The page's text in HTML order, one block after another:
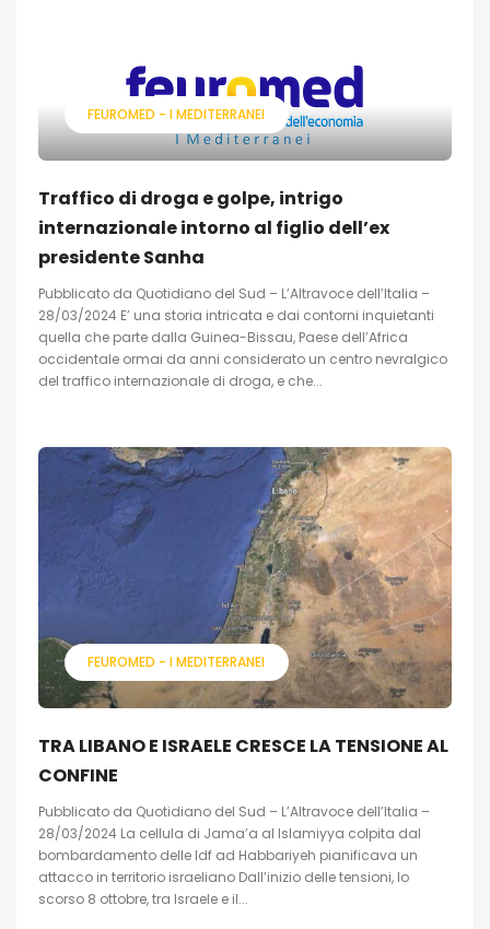
FEUROMED - I MEDITERRANEI
Traffico di droga e golpe, intrigo
internazionale intorno al figlio dell’ex
presidente Sanha
Pubblicato da Quotidiano del Sud – L’Altravoce dell’Italia –
28/03/2024 E’ una storia intricata e dai contorni inquietanti
quella che parte dalla Guinea-Bissau, Paese dell’Africa
occidentale ormai da anni considerato un centro nevralgico
del traffico internazionale di droga, e che...
FEUROMED - I MEDITERRANEI
TRA LIBANO E ISRAELE CRESCE LA TENSIONE AL
CONFINE
Pubblicato da Quotidiano del Sud – L’Altravoce dell’Italia –
28/03/2024 La cellula di Jama’a al Islamiyya colpita dal
bombardamento delle Idf ad Habbariyeh pianificava un
attacco in territorio israeliano Dall’inizio delle tensioni, lo
scorso 8 ottobre, tra Israele e il...